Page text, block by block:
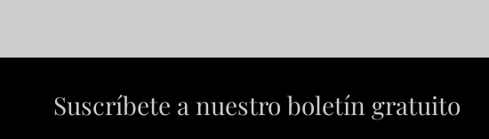
Suscríbete a nuestro boletín gratuito